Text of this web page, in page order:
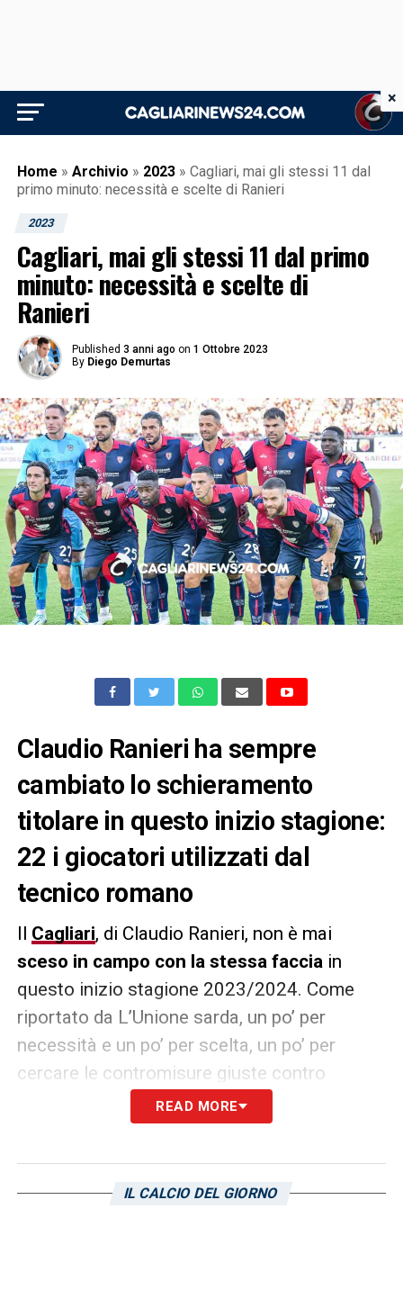
Home » Archivio » 2023 » Cagliari, mai gli stessi 11 dal
primo minuto: necessità e scelte di Ranieri
2023
Cagliari, mai gli stessi 11 dal primo
minuto: necessità e scelte di
Ranieri
Published 3 anni ago on 1 Ottobre 2023
By Diego Demurtas
Claudio Ranieri ha sempre
cambiato lo schieramento
titolare in questo inizio stagione:
22 i giocatori utilizzati dal
tecnico romano
Il Cagliari, di Claudio Ranieri, non è mai
sceso in campo con la stessa facciain
questo inizio stagione 2023/2024. Come
riportato da L’Unione sarda, un po’ per
necessità e un po’ per scelta, un po’ per
cercare le contromisure giuste contro
avversari che sembrano giganti e un po’ per
cercare quegli equilibri che si creano
hanno sempre cambiato volto. Sono 22 i
READ MORE
IL CALCIO DEL GIORNO
×